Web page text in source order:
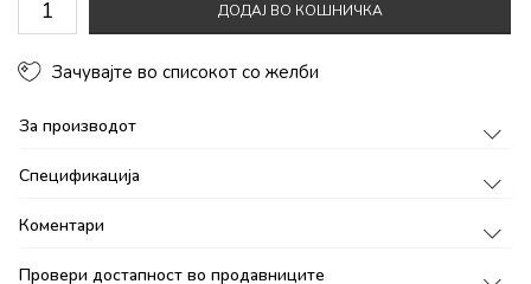
ДОДАЈ ВО КОШНИЧКА
Зачувајте во списокот со желби
За производот
Спецификација
Коментари
Провери достапност во продавниците